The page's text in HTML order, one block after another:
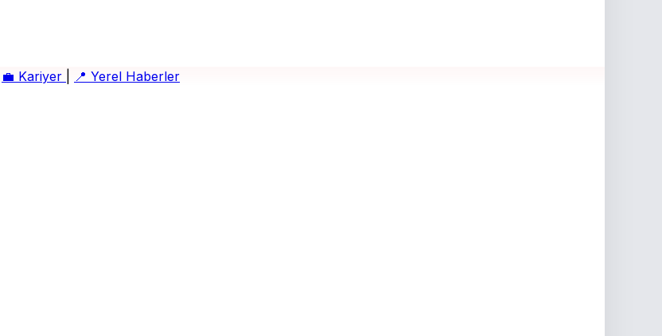
💼 Kariyer 📍 Yerel Haberler